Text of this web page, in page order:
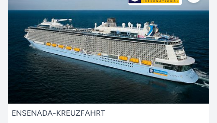
ENSENADA-KREUZFAHRT